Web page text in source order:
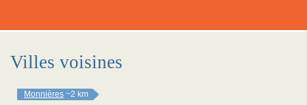
Villes voisines
Monnières ~2 km